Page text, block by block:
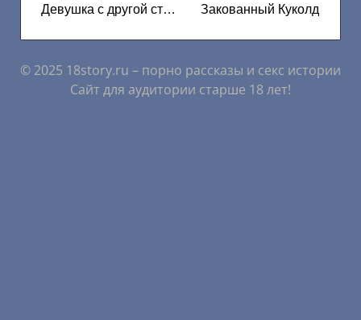
Девушка с другой страны Закованный Куколд
© 2025 18story.ru – порно рассказы и секс истории
Сайт для аудитории старше 18 лет!